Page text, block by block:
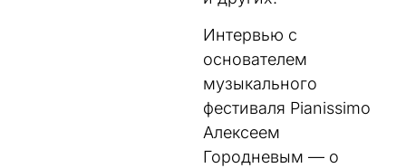
Интервью с
основателем
музыкального
фестиваля Pianissimo
Алексеем
Городневым ­— о